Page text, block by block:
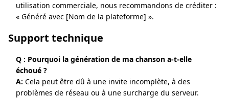
utilisation commerciale, nous recommandons de créditer :
« Généré avec [Nom de la plateforme] ».
Support technique
Q : Pourquoi la génération de ma chanson a-t-elle
échoué ?
A: Cela peut être dû à une invite incomplète, à des
problèmes de réseau ou à une surcharge du serveur.